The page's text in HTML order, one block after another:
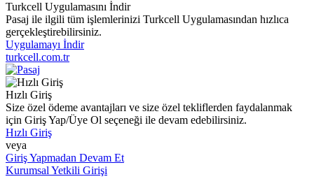
Turkcell Uygulamasını İndir
Pasaj ile ilgili tüm işlemlerinizi Turkcell Uygulamasından hızlıca
gerçekleştirebilirsiniz.
Uygulamayı İndir
turkcell.com.tr
Hızlı Giriş
Size özel ödeme avantajları ve size özel tekliflerden faydalanmak
için Giriş Yap/Üye Ol seçeneği ile devam edebilirsiniz.
Hızlı Giriş
veya
Giriş Yapmadan Devam Et
Kurumsal Yetkili Girişi